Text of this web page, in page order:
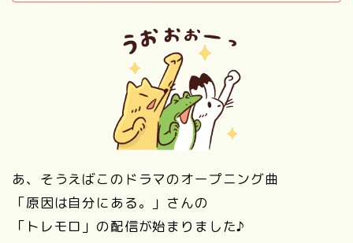
あ、そうえばこのドラマのオープニング曲
「原因は自分にある。」さんの
「トレモロ」の配信が始まりました♪